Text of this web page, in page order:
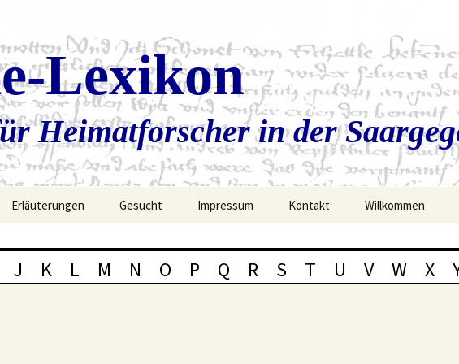
Lexikon
Heimatforscher in der
Erläuterungen Gesucht Impressum Kontakt Willkommen
J K L M N O P Q R S T U V W X